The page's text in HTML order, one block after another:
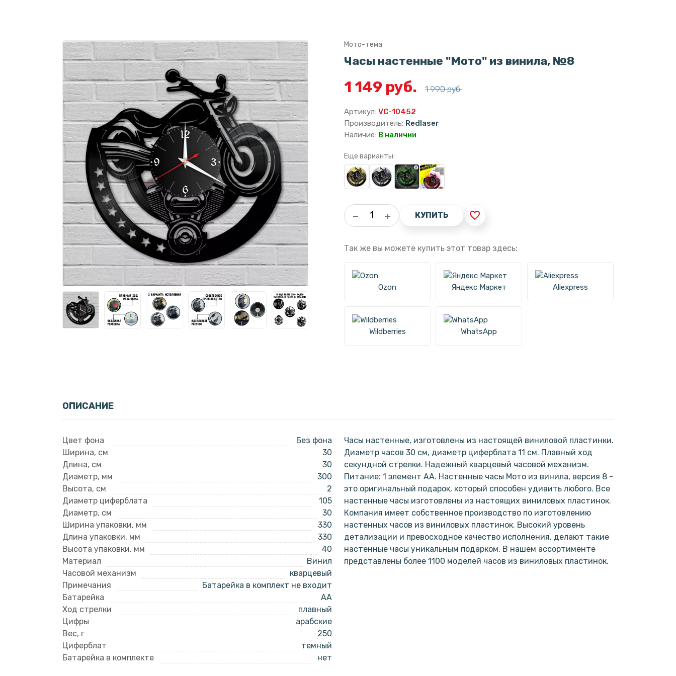
Мото-тема
Часы настенные "Мото" из винила, №8
1 149 руб. 1 990 руб.
Артикул: VC-10452
Производитель: Redlaser
Наличие: В наличии
Еще варианты:
КУПИТЬ favorite_border
Так же вы можете купить этот товар здесь:
Ozon Яндекс Маркет Aliexpress
Wildberries WhatsApp
ОПИСАНИЕ
Цвет фона
Без фона
Ширина, см
30
Длина, см
30
Диаметр, мм
300
Высота, см
2
Диаметр циферблата
105
Диаметр, см
30
Ширина упаковки, мм
330
Длина упаковки, мм
330
Высота упаковки, мм
40
Материал
Винил
Часовой механизм
кварцевый
Примечания
Батарейка в комплект не входит
Батарейка
AA
Ход стрелки
плавный
Цифры
арабские
Вес, г
250
Циферблат
темный
Батарейка в комплекте
нет
Часы настенные, изготовлены из настоящей виниловой пластинки.
Диаметр часов 30 см, диаметр циферблата 11 см. Плавный ход
секундной стрелки. Надежный кварцевый часовой механизм.
Питание: 1 элемент АА. Настенные часы Мото из винила, версия 8 -
это оригинальный подарок, который способен удивить любого. Все
настенные часы изготовлены из настоящих виниловых пластинок.
Компания имеет собственное производство по изготовлению
настенных часов из виниловых пластинок. Высокий уровень
детализации и превосходное качество исполнения, делают такие
настенные часы уникальным подарком. В нашем ассортименте
представлены более 1100 моделей часов из виниловых пластинок.